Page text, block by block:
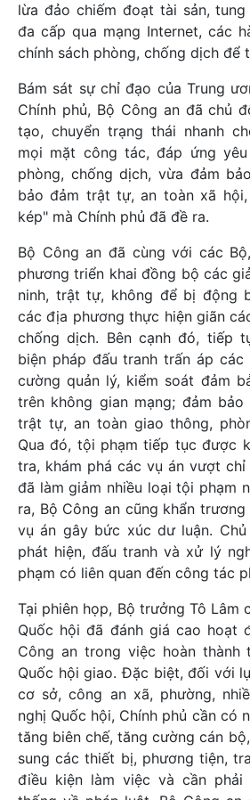
lừa đảo chiếm đoạt tài sản,
đa cấp qua mạng Internet, các
chính sách phòng, chống dịch để
Bám sát sự chỉ đạo của Trung
Chính phủ, Bộ Công an đã chủ
tạo, chuyển trạng thái nhanh
mọi mặt công tác, đáp ứng
phòng, chống dịch, vừa đảm
bảo đảm trật tự, an toàn xã
kép" mà Chính phủ đã đề ra.
Bộ Công an đã cùng với các
phương triển khai đồng bộ các
ninh, trật tự, không để bị động
các địa phương thực hiện giãn
chống dịch. Bên cạnh đó, tiếp
biện pháp đấu tranh trấn áp
cường quản lý, kiểm soát đảm
trên không gian mạng; đảm
trật tự, an toàn giao thông,
Qua đó, tội phạm tiếp tục được
tra, khám phá các vụ án vượt
đã làm giảm nhiều loại tội phạm
ra, Bộ Công an cũng khẩn
vụ án gây bức xúc dư luận.
phát hiện, đấu tranh và xử lý
phạm có liên quan đến công tác
Tại phiên họp, Bộ trưởng Tô Lâm
Quốc hội đã đánh giá cao hoạt
Công an trong việc hoàn
Quốc hội giao. Đặc biệt, đối với
cơ sở, công an xã, phường,
nghị Quốc hội, Chính phủ cần có
tăng biên chế, tăng cường cán
sung các thiết bị, phương tiện,
điều kiện làm việc và cần phải